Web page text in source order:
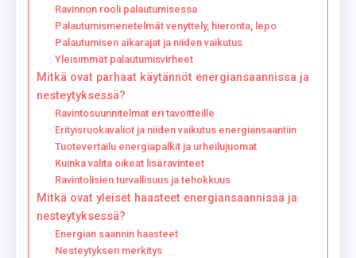
Ravinnon rooli palautumisessa
Palautumismenetelmät venyttely, hieronta, lepo
Palautumisen aikarajat ja niiden vaikutus
Yleisimmät palautumisvirheet
Mitkä ovat parhaat käytännöt energiansaannissa ja
nesteytyksessä?
Ravintosuunnitelmat eri tavoitteille
Erityisruokavaliot ja niiden vaikutus energiansaantiin
Tuotevertailu energiapalkit ja urheilujuomat
Kuinka valita oikeat lisäravinteet
Ravintolisien turvallisuus ja tehokkuus
Mitkä ovat yleiset haasteet energiansaannissa ja
nesteytyksessä?
Energian saannin haasteet
Nesteytyksen merkitys